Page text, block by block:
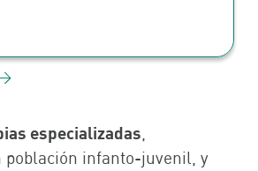
>
especializadas
población infanto-juvenil, y